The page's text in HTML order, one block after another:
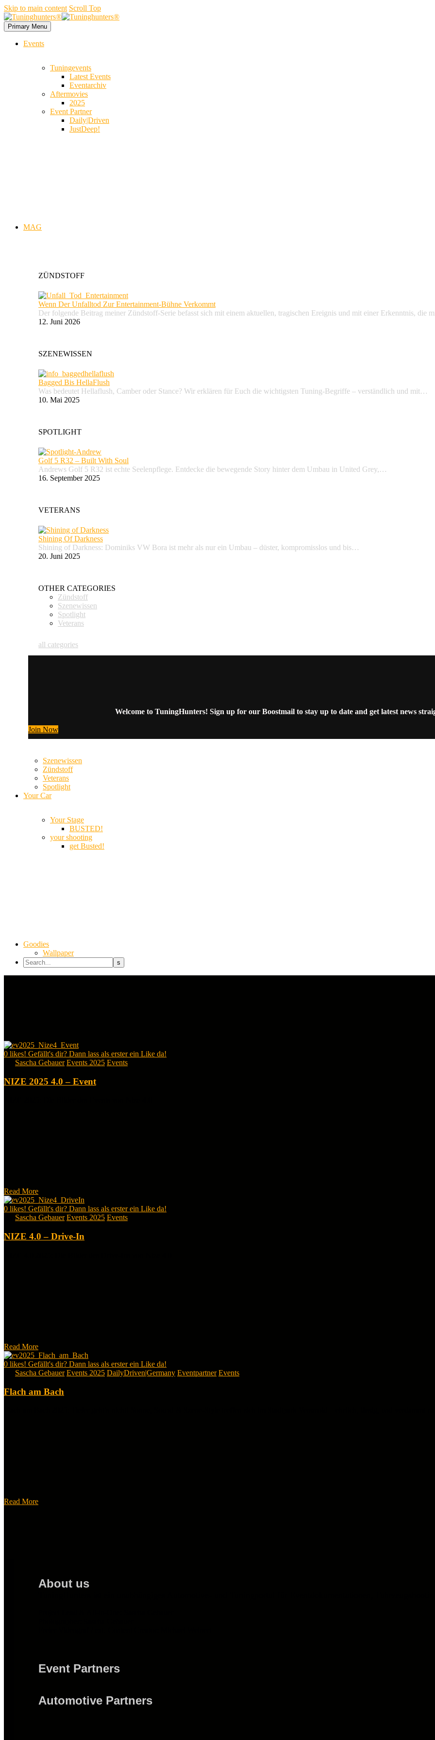
Skip to main content Scroll Top
Primary Menu
Events
Tuningevents
Latest Events
Eventarchiv
Aftermovies
2025
Event Partner
Daily|Driven
JustDeep!
MAG
ZÜNDSTOFF
Wenn Der Unfalltod Zur Entertainment-Bühne Verkommt
Der folgende Beitrag meiner Zündstoff-Serie befasst sich mit einem aktuellen, tragischen Ereignis und mit einer Erkenntnis, die
12. Juni 2026
SZENEWISSEN
Bagged Bis HellaFlush
Was bedeutet Hellaflush, Camber oder Stance? Wir erklären für Euch die wichtigsten Tuning-Begriffe – verständlich und mit…
10. Mai 2025
SPOTLIGHT
Golf 5 R32 – Built With Soul
Andrews Golf 5 R32 ist echte Seelenpflege. Entdecke die bewegende Story hinter dem Umbau in United Grey,…
16. September 2025
VETERANS
Shining Of Darkness
Shining of Darkness: Dominiks VW Bora ist mehr als nur ein Umbau – düster, kompromisslos und bis…
20. Juni 2025
OTHER CATEGORIES
Zündstoff
Szenewissen
Spotlight
Veterans
all categories
Welcome to TuningHunters! Sign up for our Boostmail to stay up to date and get latest news
Join Now
Szenewissen
Zündstoff
Veterans
Spotlight
Your Car
Your Stage
BUSTED!
your shooting
get Busted!
Goodies
Wallpaper
0 likes! Gefällt's dir? Dann lass als erster ein Like da!
Sascha Gebauer Events 2025 Events
NIZE 2025 4.0 – Event
Read More
0 likes! Gefällt's dir? Dann lass als erster ein Like da!
Sascha Gebauer Events 2025 Events
NIZE 4.0 – Drive-In
Read More
0 likes! Gefällt's dir? Dann lass als erster ein Like da!
Sascha Gebauer Events 2025 DailyDriven|Germany Eventpartner Events
Flach am Bach
Read More
About us
Event Partners
Automotive Partners